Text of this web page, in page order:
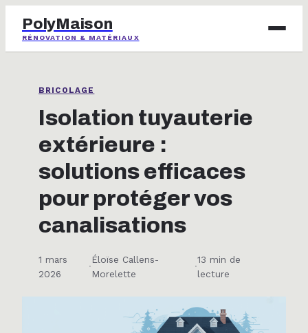
PolyMaison
RÉNOVATION & MATÉRIAUX
IMMOBILIER
JARDINAGE
MAISON & DÉCO
BRICOLAGE
Isolation tuyauterie
extérieure :
solutions efficaces
pour protéger vos
canalisations
1 mars
2026
·
Éloïse Callens-
Morelette
·
13 min de
lecture